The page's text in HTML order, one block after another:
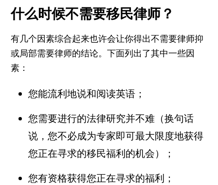
什么时候不需要移民律师？
有几个因素综合起来也许会让你得出不需要律师抑
或局部需要律师的结论。下面列出了其中一些因
素：
您能流利地说和阅读英语；
您需要进行的法律研究并不难（换句话
说，您不必成为专家即可最大限度地获得
您正在寻求的移民福利的机会）；
您有资格获得您正在寻求的福利；